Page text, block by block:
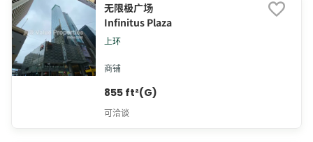
无限极广场
Infinitus Plaza
上环
商铺
855 ft²(G)
可洽谈